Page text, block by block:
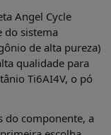
Angel Cycle
do sistema
de alta pureza)
qualidade para
Ti6AI4V, o pó
do componente, a